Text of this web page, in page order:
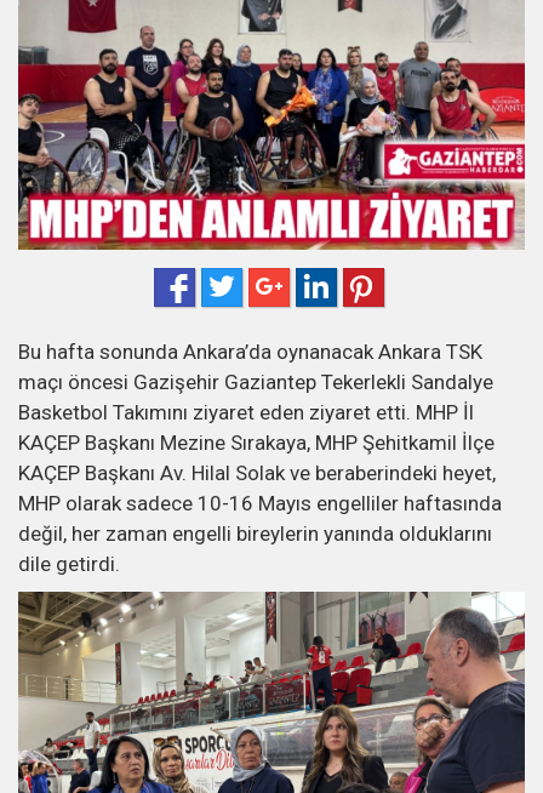
Bu hafta sonunda Ankara’da oynanacak Ankara TSK
maçı öncesi Gazişehir Gaziantep Tekerlekli Sandalye
Basketbol Takımını ziyaret eden ziyaret etti. MHP İl
KAÇEP Başkanı Mezine Sırakaya, MHP Şehitkamil İlçe
KAÇEP Başkanı Av. Hilal Solak ve beraberindeki heyet,
MHP olarak sadece 10-16 Mayıs engelliler haftasında
değil, her zaman engelli bireylerin yanında olduklarını
dile getirdi.